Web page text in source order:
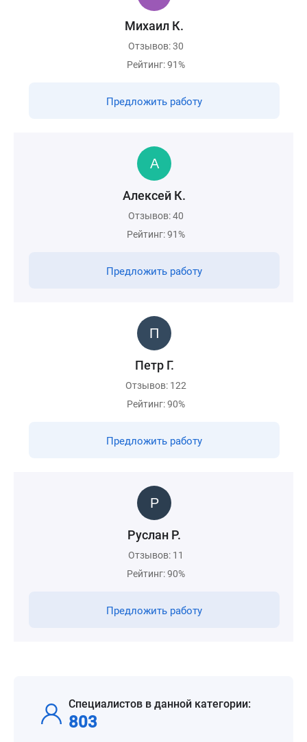
Михаил К.
Отзывов: 30
Рейтинг: 91%
Предложить работу
Алексей К.
Отзывов: 40
Рейтинг: 91%
Предложить работу
Петр Г.
Отзывов: 122
Рейтинг: 90%
Предложить работу
Руслан Р.
Отзывов: 11
Рейтинг: 90%
Предложить работу
Специалистов в данной категории:
803